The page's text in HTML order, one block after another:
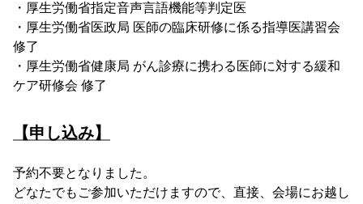
・厚生労働省指定音声言語機能等判定医
・厚生労働省医政局 医師の臨床研修に係る指導医講習会
修了
・厚生労働省健康局 がん診療に携わる医師に対する緩和
ケア研修会 修了
【申し込み】
予約不要となりました。
どなたでもご参加いただけますので、直接、会場にお越し